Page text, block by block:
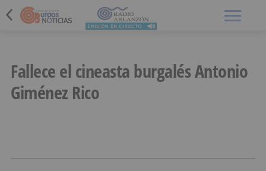
Fallece el cineasta burgalés Antonio
Giménez Rico